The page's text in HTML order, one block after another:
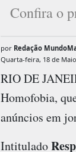
Confira o
por Redação
Quarta-feira, 18 de
RIO DE
Homofobia,
anúncios em
Intitulado